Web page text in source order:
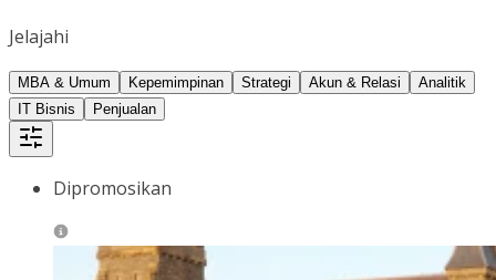
Jelajahi
MBA & Umum Kepemimpinan Strategi Akun & Relasi
Analitik
IT Bisnis
Penjualan
Dipromosikan